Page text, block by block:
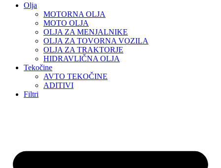
Olja
MOTORNA OLJA
MOTO OLJA
OLJA ZA MENJALNIKE
OLJA ZA TOVORNA VOZILA
OLJA ZA TRAKTORJE
HIDRAVLIČNA OLJA
Tekočine
AVTO TEKOČINE
ADITIVI
Filtri